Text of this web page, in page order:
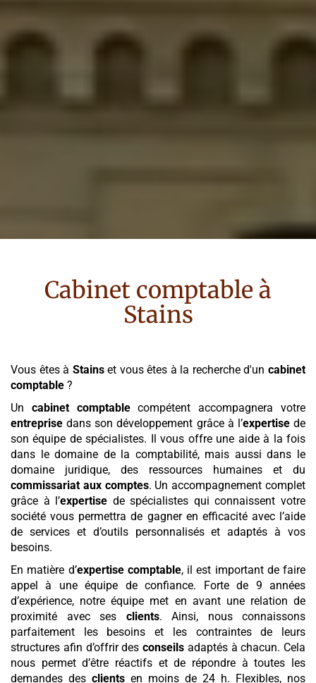
Cabinet comptable à
Stains
Vous êtes à Stainset vous êtes à la recherche d'uncabinet
comptable ?
Un cabinet comptablecompétent accompagnera votre
entreprise dans son développement grâce à l’expertisede
son équipe de spécialistes. Il vous offre une aide à la fois
dans le domaine de la comptabilité, mais aussi dans le
domaine juridique, des ressources humaines et du
commissariat aux comptes. Un accompagnement complet
grâce à l’expertise de spécialistes qui connaissent votre
société vous permettra de gagner en efficacité avec l’aide
de services et d’outils personnalisés et adaptés à vos
besoins.
En matière d’expertise comptable, il est important de faire
appel à une équipe de confiance. Forte de 9 années
d’expérience, notre équipe met en avant une relation de
proximité avec ses clients. Ainsi, nous connaissons
parfaitement les besoins et les contraintes de leurs
structures afin d’offrir des conseils adaptés à chacun. Cela
nous permet d’être réactifs et de répondre à toutes les
demandes des clients en moins de 24 h. Flexibles, nos